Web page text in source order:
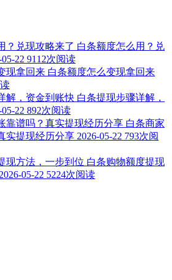
白条额度怎么用？兑
22 9112次阅读
白条额度怎么变现拿回来
白条提现步骤详解，
22 892次阅读
白条商家
实提现经历分享 2026-05-22 793次阅
白条购物额度提现
2026-05-22 5224次阅读